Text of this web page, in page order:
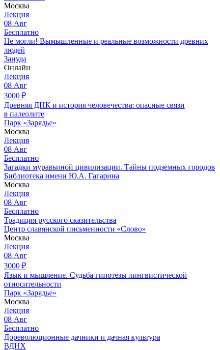
Москва
Лекция
08 Авг
Бесплатно
Не могли! Вымышленные и реальные возможности древних
людей
Зануда
Онлайн
Лекция
08 Авг
3000 ₽
Древняя ДНК и история человечества: опасные связи
в палеолите
Парк «Зарядье»
Москва
Лекция
08 Авг
Бесплатно
Загадки муравьиной цивилизации. Тайны подземных городов
Библиотека имени Ю.А. Гагарина
Москва
Лекция
08 Авг
Бесплатно
Традиция русского сказительства
Центр славянской письменности «Слово»
Москва
Лекция
08 Авг
3000 ₽
Язык и мышление. Судьба гипотезы лингвистической
относительности
Парк «Зарядье»
Москва
Лекция
08 Авг
Бесплатно
Дореволюционные дачники и дачная культура
ВДНХ